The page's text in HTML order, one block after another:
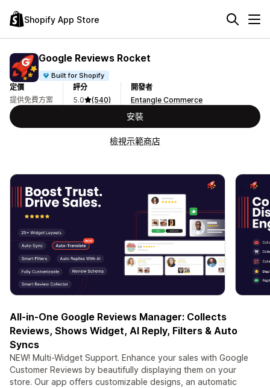
Shopify App Store
Google Reviews Rocket
Built for Shopify
定價
提供免費方案
評分
5.0
(540)
開發者
Entangle Commerce
安裝
檢視示範商店
All-in-One Google Reviews Manager: Collects
Reviews, Shows Widget, AI Reply, Filters & Auto
Syncs
NEW! Multi-Widget Support. Enhance your sales with Google
Customer Reviews by beautifully displaying them on your
store. Our app offers customizable designs, an automatic